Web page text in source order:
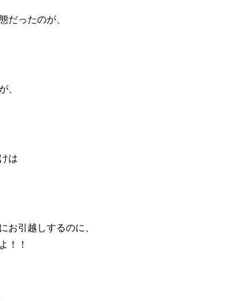
だったのが、
、
は
お引越しするのに、
！！